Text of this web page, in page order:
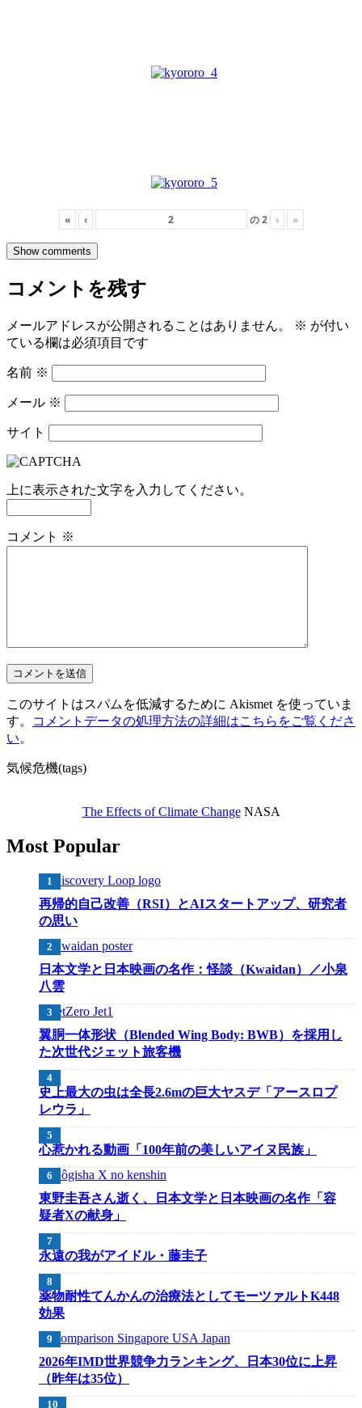
« ‹ の2 › »
Show comments
コメントを残す
メールアドレスが公開されることはありません。 ※ が付い
ている欄は必須項目です
名前 ※
メール ※
サイト
上に表示された文字を入力してください。
コメント ※
このサイトはスパムを低減するために Akismet を使っていま
す。
コメントデータの処理方法の詳細はこちらをご覧くださ
い。
気候危機(tags)
The Effects of Climate ChangeNASA
Most Popular
再帰的自己改善（RSI）とAIスタートアップ、研究者
の思い
日本文学と日本映画の名作：怪談（Kwaidan）／小泉
八雲
翼胴一体形状（Blended Wing Body: BWB）を採用し
た次世代ジェット旅客機
史上最大の虫は全長2.6mの巨大ヤスデ「アースロプ
レウラ」
心惹かれる動画「100年前の美しいアイヌ民族」
東野圭吾さん逝く、日本文学と日本映画の名作「容
疑者Xの献身」
永遠の我がアイドル・藤圭子
薬物耐性てんかんの治療法としてモーツァルトK448
効果
2026年IMD世界競争力ランキング、日本30位に上昇
（昨年は35位）